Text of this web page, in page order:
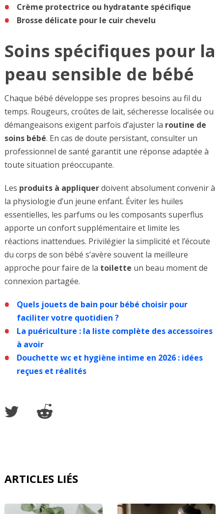
Crème protectrice ou hydratante spécifique
Brosse délicate pour le cuir chevelu
Soins spécifiques pour la
peau sensible de bébé
Chaque bébé développe ses propres besoins au fil du
temps. Rougeurs, croûtes de lait, sécheresse localisée ou
démangeaisons exigent parfois d’ajuster la routine de
soins bébé. En cas de doute persistant, consulter un
professionnel de santé garantit une réponse adaptée à
toute situation préoccupante.
Les produits à appliquerdoivent absolument convenir à
la physiologie d’un jeune enfant. Éviter les huiles
essentielles, les parfums ou les composants superflus
apporte un confort supplémentaire et limite les
réactions inattendues. Privilégier la simplicité et l’écoute
du corps de son bébé s’avère souvent la meilleure
approche pour faire de la toilette un beau moment de
connexion partagée.
Quels jouets de bain pour bébé choisir pour
faciliter votre quotidien ?
La puériculture : la liste complète des accessoires
à avoir
Douchette wc et hygiène intime en 2026 : idées
reçues et réalités
ARTICLES LIÉS